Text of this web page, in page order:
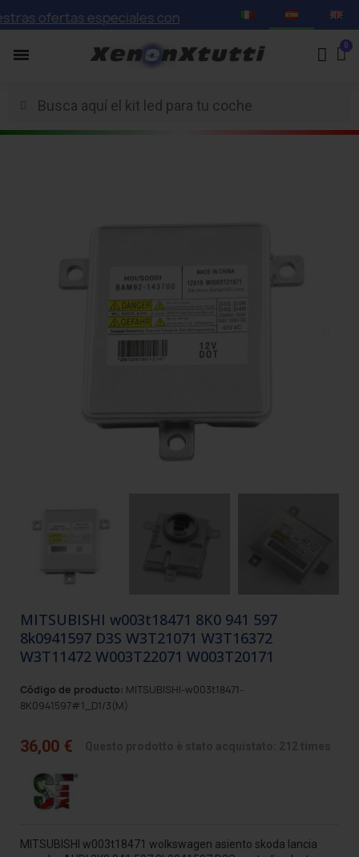
ofertas especiales con descuentos de hasta el 75%
MITSUBISHI w003t18471 8K0 941 597
8k0941597 D3S W3T21071 W3T16372
W3T11472 W003T22071 W003T20171
Código de producto: MITSUBISHI-w003t18471-
8K0941597#1_D1/3(M)
36,00 €
MITSUBISHI w003t18471 wolkswagen asiento skoda lancia